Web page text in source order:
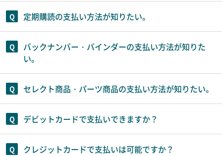
定期購読の支払い方法が知りたい。
バックナンバー・バインダーの支払い方法が知りた
い。
セレクト商品・パーツ商品の支払い方法が知りたい。
デビットカードで支払いできますか？
クレジットカードで支払いは可能ですか？